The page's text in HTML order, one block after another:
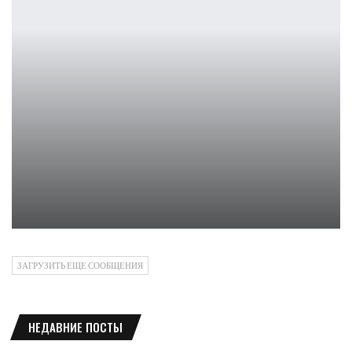
ЗАГРУЗИТЬ ЕЩЕ СООБЩЕНИЯ
НЕДАВНИЕ ПОСТЫ